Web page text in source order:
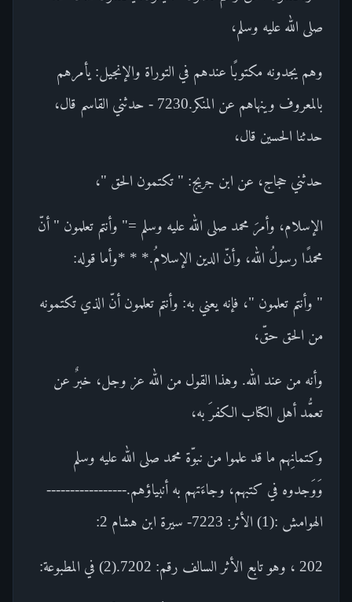
صلى الله عليه وسلم،
وهم يجدونه مكتوبًا عندهم في التوراة والإنجيل: يأمرهم
بالمعروف وينهاهم عن المنكر.7230 - حدثني القاسم قال،
حدثنا الحسين قال،
حدثني حجاج، عن ابن جريج: " تكتمون الحق "،
الإسلام، وأمرَ محمد صلى الله عليه وسلم =" وأنتم تعلمون " أنّ
محمدًا رسولُ الله، وأنّ الدين الإسلامُ.* * *وأما قوله:
" وأنتم تعلمون "، فإنه يعني به: وأنتم تعلمون أنّ الذي تكتمونه
من الحق حقّ،
وأنه من عند الله. وهذا القول من الله عز وجل، خبرٌ عن
تعمُّد أهل الكتاب الكفرَ به،
وكتمانِهم ما قد علموا من نبوّة محمد صلى الله عليه وسلم
وَوَجدوه في كتبهم، وجاءَتهم به أنبياؤهم.-----------------
الهوامش :(1) الأثر: 7223- سيرة ابن هشام 2:
202 ، وهو تابع الأثر السالف رقم: 7202.(2) في المطبوعة: